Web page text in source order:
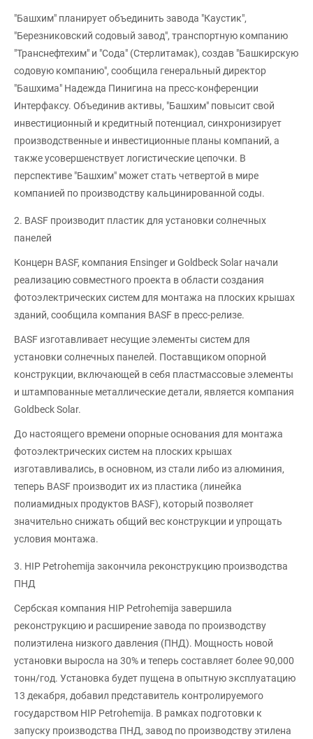
"Башхим" планирует объединить завода "Каустик",
"Березниковский содовый завод", транспортную компанию
"Транснефтехим" и "Сода" (Стерлитамак), создав "Башкирскую
содовую компанию", сообщила генеральный директор
"Башхима" Надежда Пинигина на пресс-конференции
Интерфаксу. Объединив активы, "Башхим" повысит свой
инвестиционный и кредитный потенциал, синхронизирует
производственные и инвестиционные планы компаний, а
также усовершенствует логистические цепочки. В
перспективе "Башхим" может стать четвертой в мире
компанией по производству кальцинированной соды.
2. BASF производит пластик для установки солнечных
панелей
Концерн BASF, компания Ensinger и Goldbeck Solar начали
реализацию совместного проекта в области создания
фотоэлектрических систем для монтажа на плоских крышах
зданий, сообщила компания BASF в пресс-релизе.
BASF изготавливает несущие элементы систем для
установки солнечных панелей. Поставщиком опорной
конструкции, включающей в себя пластмассовые элементы
и штампованные металлические детали, является компания
Goldbeck Solar.
До настоящего времени опорные основания для монтажа
фотоэлектрических систем на плоских крышах
изготавливались, в основном, из стали либо из алюминия,
теперь BASF производит их из пластика (линейка
полиамидных продуктов BASF), который позволяет
значительно снижать общий вес конструкции и упрощать
условия монтажа.
3. HIP Petrohemija закончила реконструкцию производства
ПНД
Сербская компания HIP Petrohemija завершила
реконструкцию и расширение завода по производству
полиэтилена низкого давления (ПНД). Мощность новой
установки выросла на 30% и теперь составляет более 90,000
тонн/год. Установка будет пущена в опытную эксплуатацию
13 декабря, добавил представитель контролируемого
государством HIP Petrohemija. В рамках подготовки к
запуску производства ПНД, завод по производству этилена